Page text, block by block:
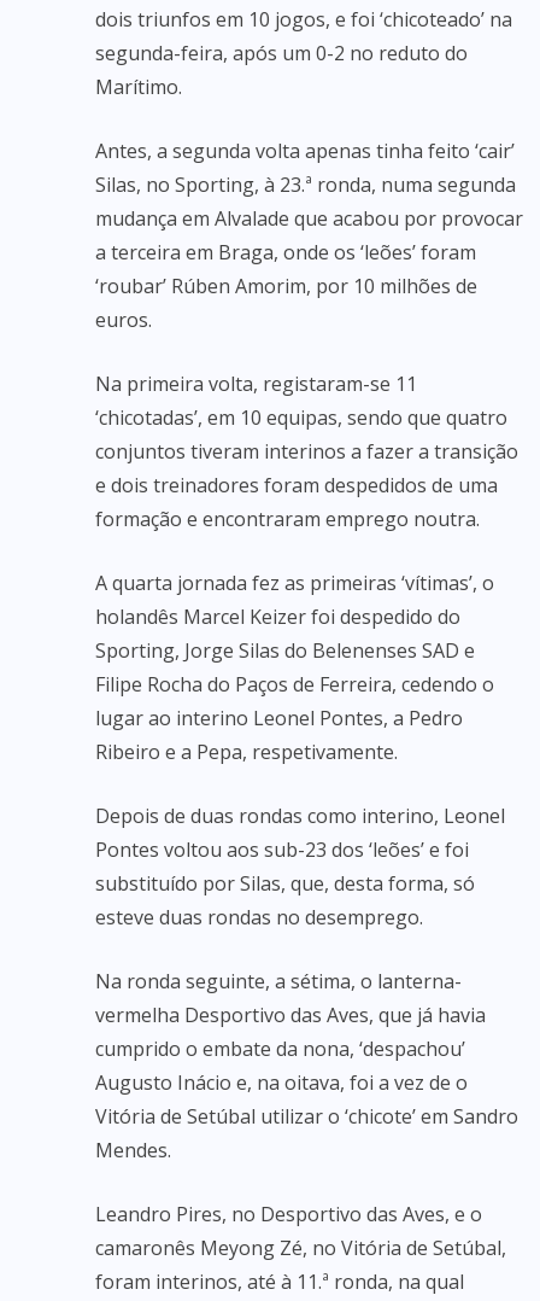
dois triunfos em 10 jogos, e foi ‘chicoteado’ na
segunda-feira, após um 0-2 no reduto do
Marítimo.
Antes, a segunda volta apenas tinha feito ‘cair’
Silas, no Sporting, à 23.ª ronda, numa segunda
mudança em Alvalade que acabou por provocar
a terceira em Braga, onde os ‘leões’ foram
‘roubar’ Rúben Amorim, por 10 milhões de
euros.
Na primeira volta, registaram-se 11
‘chicotadas’, em 10 equipas, sendo que quatro
conjuntos tiveram interinos a fazer a transição
e dois treinadores foram despedidos de uma
formação e encontraram emprego noutra.
A quarta jornada fez as primeiras ‘vítimas’, o
holandês Marcel Keizer foi despedido do
Sporting, Jorge Silas do Belenenses SAD e
Filipe Rocha do Paços de Ferreira, cedendo o
lugar ao interino Leonel Pontes, a Pedro
Ribeiro e a Pepa, respetivamente.
Depois de duas rondas como interino, Leonel
Pontes voltou aos sub-23 dos ‘leões’ e foi
substituído por Silas, que, desta forma, só
esteve duas rondas no desemprego.
Na ronda seguinte, a sétima, o lanterna-
vermelha Desportivo das Aves, que já havia
cumprido o embate da nona, ‘despachou’
Augusto Inácio e, na oitava, foi a vez de o
Vitória de Setúbal utilizar o ‘chicote’ em Sandro
Mendes.
Leandro Pires, no Desportivo das Aves, e o
camaronês Meyong Zé, no Vitória de Setúbal,
foram interinos, até à 11.ª ronda, na qual